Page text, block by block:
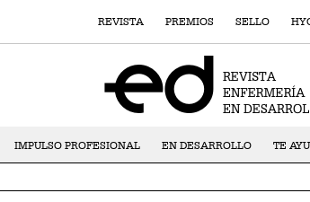
REVISTA PREMIOS SELLO
IMPULSO PROFESIONAL EN DESARROLLO TE